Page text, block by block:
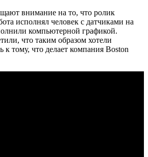
внимание на то, что ролик
исполнял человек с датчиками на
компьютерной графикой.
что таким образом хотели
тому, что делает компания Boston